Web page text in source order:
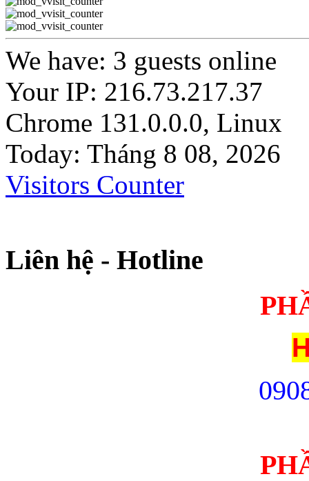
We have: 3 guests online
Your IP: 216.73.217.37
Chrome 131.0.0.0, Linux
Today: Tháng 8 08, 2026
Visitors Counter
Liên hệ - Hotline
09